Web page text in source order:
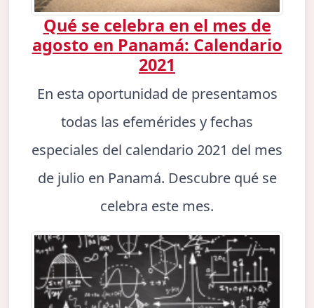
Qué se celebra en el mes de
agosto en Panamá: Calendario
2021
En esta oportunidad de presentamos
todas las efemérides y fechas
especiales del calendario 2021 del mes
de julio en Panamá. Descubre qué se
celebra este mes.